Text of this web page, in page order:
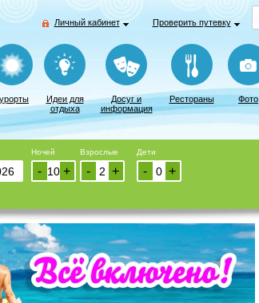
Личный кабинет Проверить путевку
Идеи для
отдыха
Досуг и
информация
Рестораны Фото
Ночей
+
-
Взрослые
+
-
Дети
+
-